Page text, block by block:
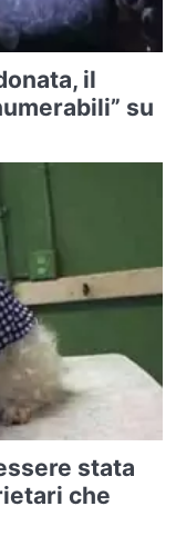
il
su
stata
che